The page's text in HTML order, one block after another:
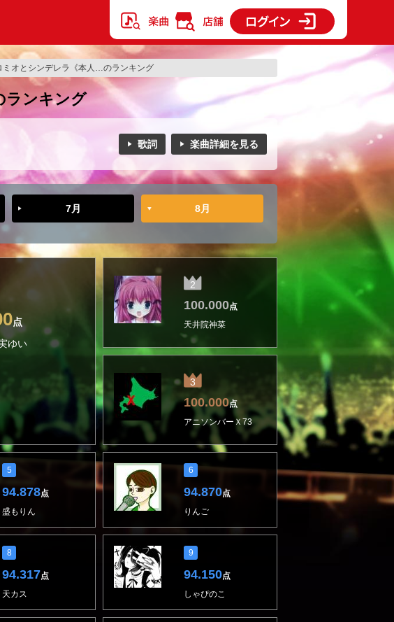
ミオとシンデレラ《本人…のランキング
ランキング
歌詞 楽曲詳細を見る
7月 8月
点
ゆい
2
100.000点
天井院神菜
3
100.000点
アニソンバーＸ73
5
94.878点
盛もりん
6
94.870点
りんご
8
94.317点
天カス
9
94.150点
しゃぴのこ